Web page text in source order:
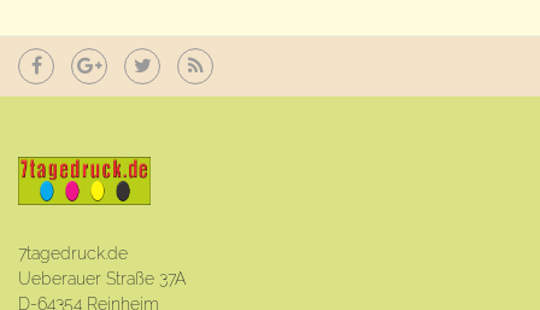
7tagedruck.de
Ueberauer Straße 37A
D-64354 Reinheim